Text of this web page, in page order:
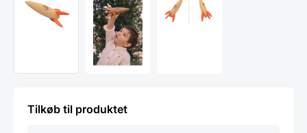
Tilkøb til produktet